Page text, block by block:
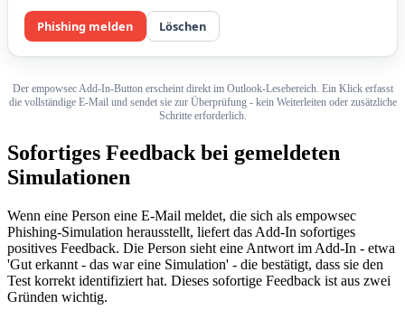
Phishing melden Löschen
Der empowsec Add-In-Button erscheint direkt im Outlook-Lesebereich. Ein Klick erfasst
die vollständige E-Mail und sendet sie zur Überprüfung - kein Weiterleiten oder zusätzliche
Schritte erforderlich.
Sofortiges Feedback bei gemeldeten
Simulationen
Wenn eine Person eine E-Mail meldet, die sich als empowsec
Phishing-Simulation herausstellt, liefert das Add-In sofortiges
positives Feedback. Die Person sieht eine Antwort im Add-In - etwa
'Gut erkannt - das war eine Simulation' - die bestätigt, dass sie den
Test korrekt identifiziert hat. Dieses sofortige Feedback ist aus zwei
Gründen wichtig.